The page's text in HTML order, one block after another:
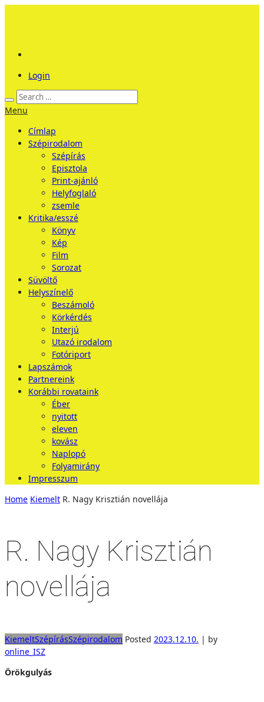
Login
Menu
Címlap
Szépirodalom
Szépírás
Episztola
Print-ajánló
Helyfoglaló
zsemle
Kritika/esszé
Könyv
Kép
Film
Sorozat
Süvöltő
Helyszínelő
Beszámoló
Körkérdés
Interjú
Utazó irodalom
Fotóriport
Lapszámok
Partnereink
Korábbi rovataink
Éber
nyitott
eleven
kovász
Naplopó
Folyamirány
Impresszum
Home Kiemelt R. Nagy Krisztián novellája
R. Nagy Krisztián
novellája
KiemeltSzépírásSzépirodalom Posted 2023.12.10. | by
online_ISZ
Örökgulyás